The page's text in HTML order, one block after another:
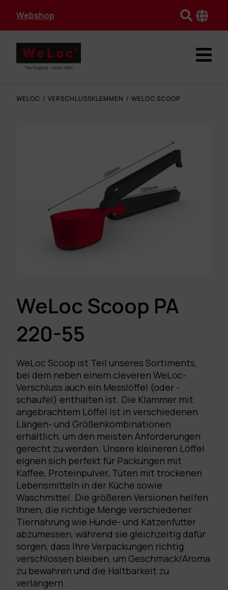
Webshop
WELOC / VERSCHLUSSKLEMMEN / WELOC SCOOP
WeLoc Scoop PA
220-55
WeLoc Scoop ist Teil unseres Sortiments,
bei dem neben einem cleveren WeLoc-
Verschluss auch ein Messlöffel (oder -
schaufel) enthalten ist. Die Klammer mit
angebrachtem Löffel ist in verschiedenen
Längen- und Größenkombinationen
erhältlich, um den meisten Anforderungen
gerecht zu werden. Unsere kleineren Löffel
eignen sich perfekt für Packungen mit
Kaffee, Proteinpulver, Tüten mit trockenen
Lebensmitteln in der Küche sowie
Waschmittel. Die größeren Versionen helfen
Ihnen, die richtige Menge verschiedener
Tiernahrung wie Hunde- und Katzenfutter
abzumessen, während sie gleichzeitig dafür
sorgen, dass Ihre Verpackungen richtig
verschlossen bleiben, um Geschmack/Aroma
zu bewahren und die Haltbarkeit zu
verlängern.